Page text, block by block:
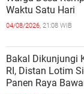
Waktu Satu Hari
04/08/2026, 21:08 WIB
Bakal Dikunjungi
RI, Distan Lotim
Panen Raya